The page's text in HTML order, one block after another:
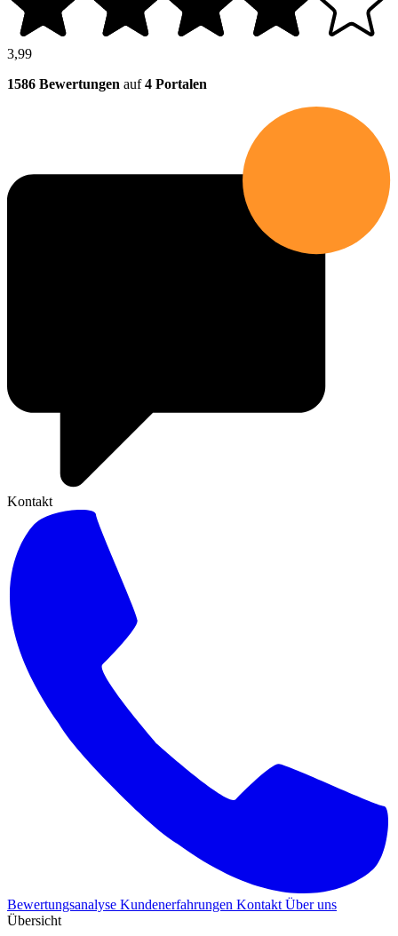
3,99
1586 Bewertungen auf4 Portalen
Kontakt
Bewertungsanalyse Kundenerfahrungen Kontakt Über uns
Übersicht